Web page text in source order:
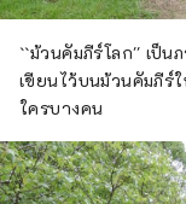
``ม้วนคัมภีร์โลก'' เป็
เขียนไว้บนม้วนคัมภีร์
ใครบางคน